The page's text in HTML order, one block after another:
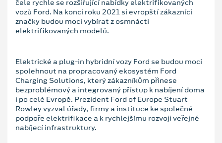
čele rychle se rozšiřující nabídky elektrifikovaných
vozů Ford. Na konci roku 2021 si evropští zákazníci
značky budou moci vybírat z osmnácti
elektrifikovaných modelů.
Elektrické a plug-in hybridní vozy Ford se budou moci
spolehnout na propracovaný ekosystém Ford
Charging Solutions, který zákazníkům přinese
bezproblémový a integrovaný přístup k nabíjení doma
i po celé Evropě. Prezident Ford of Europe Stuart
Rowley vyzval úřady, firmy a instituce ke společné
podpoře elektrifikace a k rychlejšímu rozvoji veřejné
nabíjecí infrastruktury.